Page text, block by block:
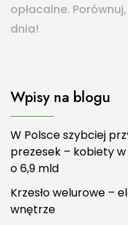
opłacalne.
dnia!
Wpisy na blogu
W Polsce szybciej
prezesek – kobiety
o 6,9 mld
Krzesło welurowe –
wnętrze